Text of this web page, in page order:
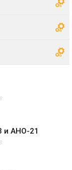
и АНО-21